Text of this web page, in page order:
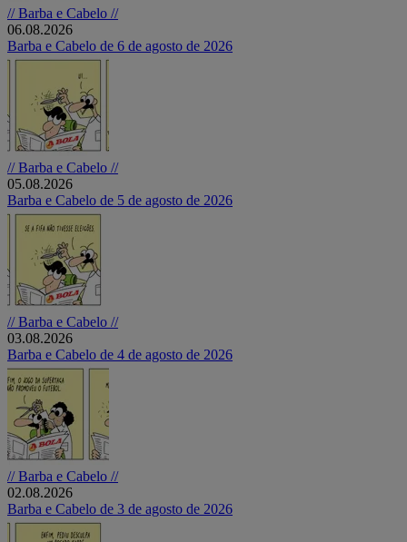
// Barba e Cabelo //
06.08.2026
Barba e Cabelo de 6 de agosto de 2026
// Barba e Cabelo //
05.08.2026
Barba e Cabelo de 5 de agosto de 2026
// Barba e Cabelo //
03.08.2026
Barba e Cabelo de 4 de agosto de 2026
// Barba e Cabelo //
02.08.2026
Barba e Cabelo de 3 de agosto de 2026